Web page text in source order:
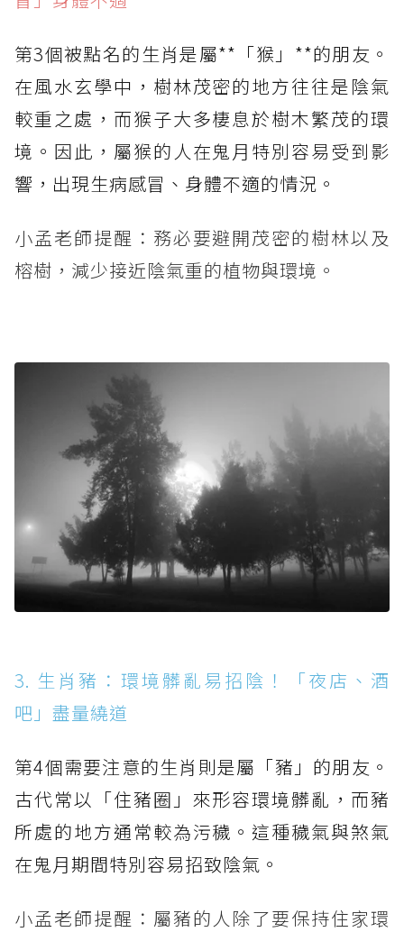
第3個被點名的生肖是屬**「猴」**的朋友。
在風水玄學中，樹林茂密的地方往往是陰氣
較重之處，而猴子大多棲息於樹木繁茂的環
境。因此，屬猴的人在鬼月特別容易受到影
響，出現生病感冒、身體不適的情況。
小孟老師提醒：務必要避開茂密的樹林以及
榕樹，減少接近陰氣重的植物與環境。
3. 生肖豬：環境髒亂易招陰！「夜店、酒
吧」盡量繞道
第4個需要注意的生肖則是屬「豬」的朋友。
古代常以「住豬圈」來形容環境髒亂，而豬
所處的地方通常較為污穢。這種穢氣與煞氣
在鬼月期間特別容易招致陰氣。
小孟老師提醒：屬豬的人除了要保持住家環